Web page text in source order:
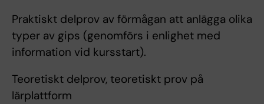
Praktiskt delprov av förmågan att anlägga olika
typer av gips (genomförs i enlighet med
information vid kursstart).
Teoretiskt delprov, teoretiskt prov på
lärplattform